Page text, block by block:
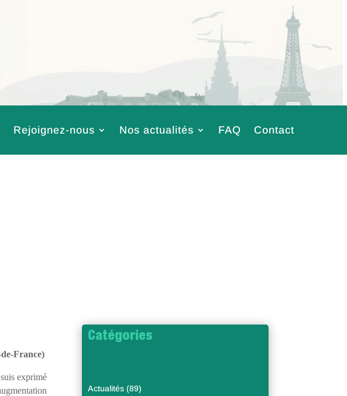
Rejoignez-nous Nos actualités FAQ Contact
France)
exprimé
Catégories
Actualités(89)